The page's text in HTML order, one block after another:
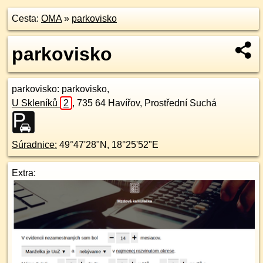
Cesta: OMA» parkovisko
parkovisko
parkovisko: parkovisko,
U Skleníků
2 , 735 64 Havířov, Prostřední Suchá
Súradnice: 49°47'28"N , 18°25'52"E
Extra: